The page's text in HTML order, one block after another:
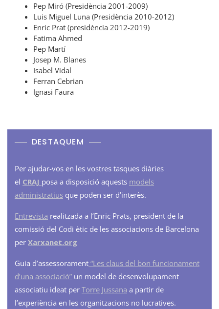
Pep Miró (Presidència 2001-2009)
Luis Miguel Luna (Presidència 2010-2012)
Enric Prat (presidència 2012-2019)
Fatima Ahmed
Pep Martí
Josep M. Blanes
Isabel Vidal
Ferran Cebrian
Ignasi Faura
DESTAQUEM
Per ajudar-vos en les vostres tasques diàries
el CRAJ posa a disposició aquests models
administratius que poden ser d’interès.
Entrevista realitzada a l’Enric Prats, president de la
comissió del Codi ètic de les associacions de Barcelona
per Xarxanet.org
Guia d’assessorament “Les claus del bon funcionament
d’una associació” un model de desenvolupament
associatiu ideat per Torre Jussana a partir de
l’experiència en les organitzacions no lucratives.